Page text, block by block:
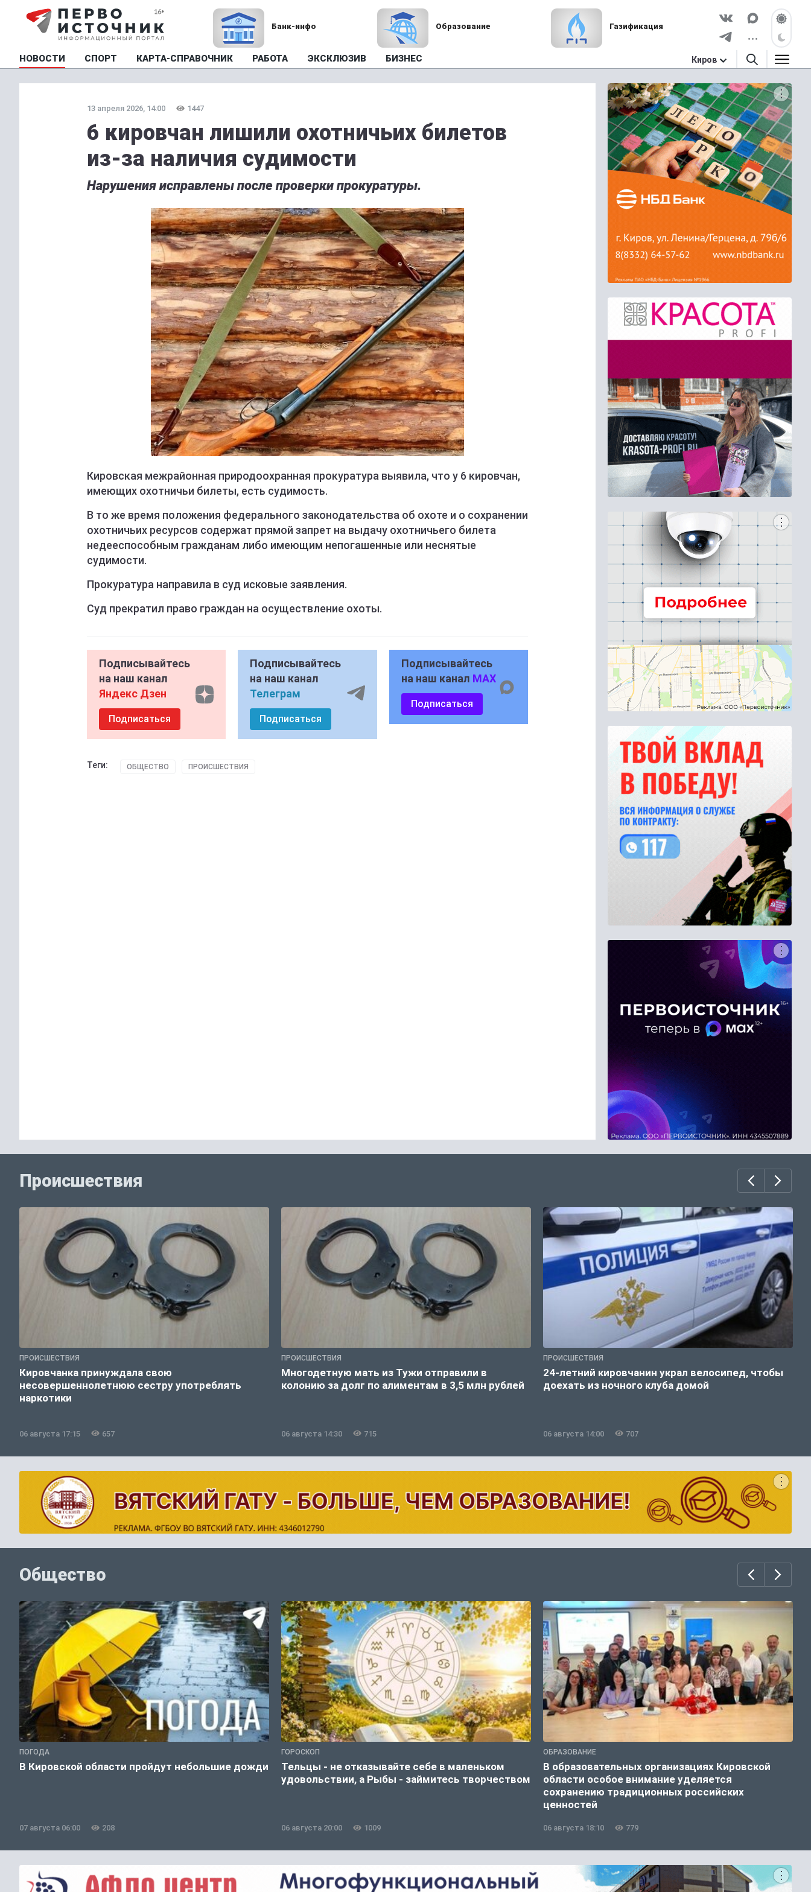
Банк-инфо Образование Газификация
НОВОСТИ СПОРТ КАРТА-СПРАВОЧНИК РАБОТА ЭКСКЛЮЗИВ БИЗНЕС Киров
13 апреля 2026, 14:00 1447
6 кировчан лишили охотничьих билетов
из-за наличия судимости
Нарушения исправлены после проверки прокуратуры.
Кировская межрайонная природоохранная прокуратура выявила, что у 6 кировчан,
имеющих охотничьи билеты, есть судимость.
В то же время положения федерального законодательства об охоте и о сохранении
охотничьих ресурсов содержат прямой запрет на выдачу охотничьего билета
недееспособным гражданам либо имеющим непогашенные или неснятые
судимости.
Прокуратура направила в суд исковые заявления.
Суд прекратил право граждан на осуществление охоты.
Подписывайтесь
на наш канал
Яндекс Дзен
Подписаться
Подписывайтесь
на наш канал
Телеграм
Подписаться
Подписывайтесь
на наш канал MAX
Подписаться
Теги: ОБЩЕСТВО ПРОИСШЕСТВИЯ
Происшествия
ПРОИСШЕСТВИЯ
Кировчанка принуждала свою
несовершеннолетнюю сестру употреблять
наркотики
06 августа 17:15 657
ПРОИСШЕСТВИЯ
Многодетную мать из Тужи отправили в
колонию за долг по алиментам в 3,5 млн рублей
06 августа 14:30 715
ПРОИСШЕСТВИЯ
24-летний кировчанин украл велосипед, чтобы
доехать из ночного клуба домой
06 августа 14:00 707
Общество
ПОГОДА
В Кировской области пройдут небольшие дожди
07 августа 06:00 208
ГОРОСКОП
Тельцы - не отказывайте себе в маленьком
удовольствии, а Рыбы - займитесь творчеством
06 августа 20:00 1009
ОБРАЗОВАНИЕ
В образовательных организациях Кировской
области особое внимание уделяется
сохранению традиционных российских
ценностей
06 августа 18:10 779